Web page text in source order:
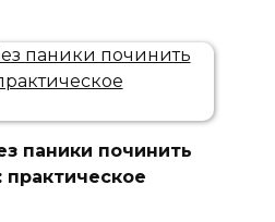
паники починить